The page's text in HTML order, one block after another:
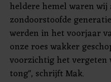
heldere hemel waren wij
zondoorstoofde
werden in het voorjaar
onze roes wakker
voorzichtig het vergeten
tong", schrijft Mak.